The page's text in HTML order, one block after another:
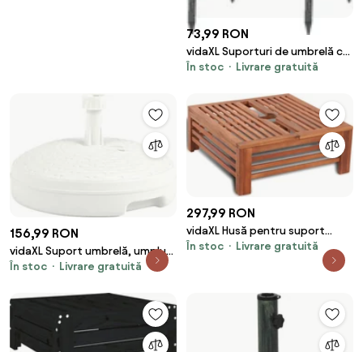
73,99 RON
vidaXL Suporturi de umbrelă cu
țăruși, 2 buc. 9x35 cm oțel
În stoc Livrare gratuită
156,99 RON
vidaXL Suport umbrelă, umplut
cu apă/nisip, alb, 20 L, plastic
În stoc Livrare gratuită
297,99 RON
vidaXL Husă pentru suport
umbrelă de soare, lemn
În stoc Livrare gratuită